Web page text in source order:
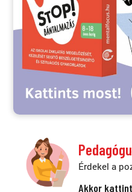
Érdekel a
Akkor